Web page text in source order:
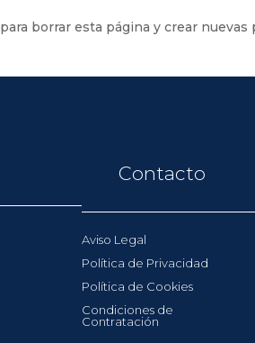
para borrar esta página y crear nuevas
Contacto
Aviso Legal
Política de Privacidad
Política de Cookies
Condiciones de
Contratación